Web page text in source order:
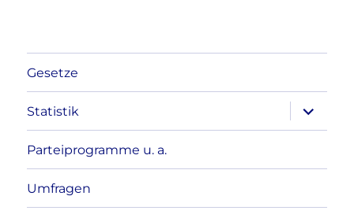
Gesetze
Statistik
anzeigen
Parteiprogramme u. a.
Umfragen